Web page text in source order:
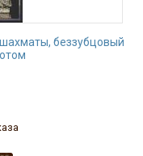
беззубцовый